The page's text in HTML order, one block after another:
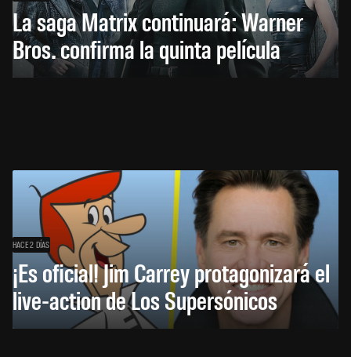
La saga Matrix continuará: Warner
Bros. confirma la quinta película
HACE 2 DÍAS
¡Es oficial! Jim Carrey protagonizará el
live-action de Los Supersónicos